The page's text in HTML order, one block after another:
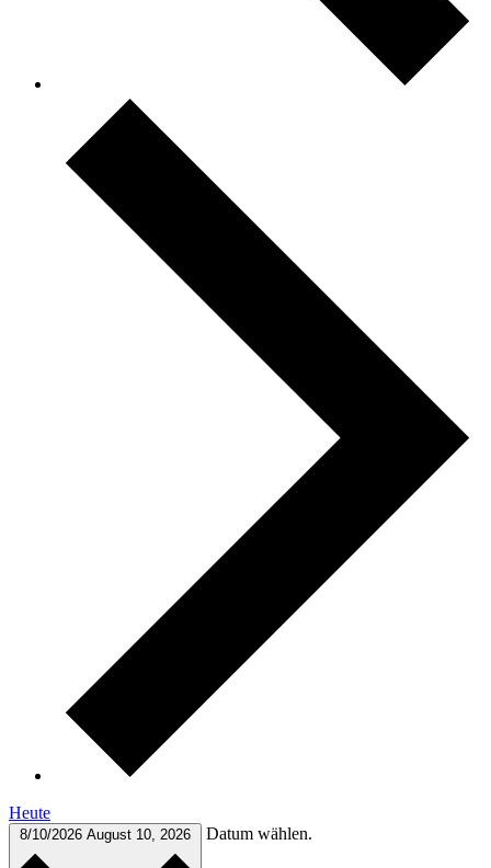
Heute
8/10/2026 August 10, 2026 Datum wählen.